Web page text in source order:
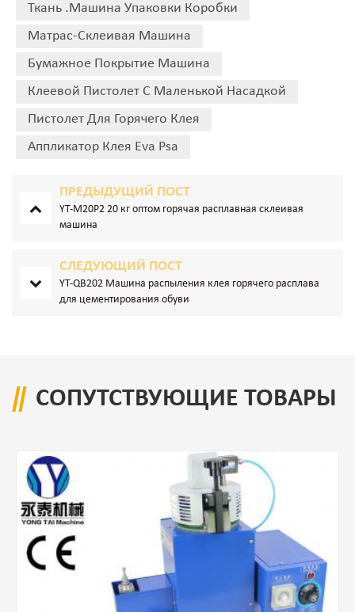
Ткань .Машина Упаковки Коробки
Матрас-Склеивая Машина
Бумажное Покрытие Машина
Клеевой Пистолет С Маленькой Насадкой
Пистолет Для Горячего Клея
Аппликатор Клея Eva Psa
ПРЕДЫДУЩИЙ ПОСТ
YT-M20P2 20 кг оптом горячая расплавная склеивая
машина
СЛЕДУЮЩИЙ ПОСТ
YT-QB202 Машина распыления клея горячего расплава
для цементирования обуви
СОПУТСТВУЮЩИЕ ТОВАРЫ